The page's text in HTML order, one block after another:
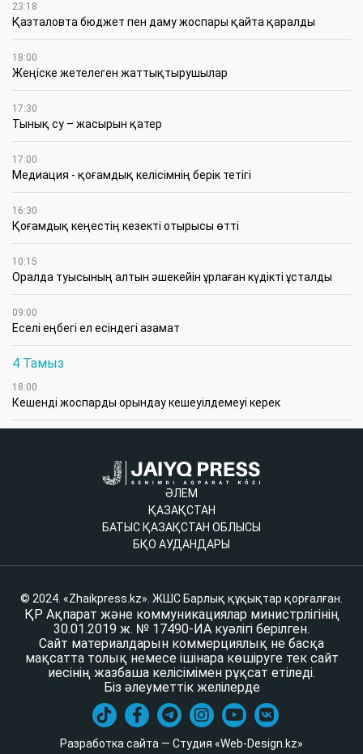
23:18
Қазталовта бюджет пен даму жоспары қайта қаралды
18:00
Жеңіске жетелеген жаттықтырушылар
17:30
Тынық су – жасырын қатер
17:00
Медиация - қоғамдық келісімнің берік тетігі
16:30
Қоғамдық кеңестің кезекті отырысы өтті
10:15
Оралда туысының алтын әшекейін ұрлаған күдікті ұсталды
09:00
Еселі еңбегі ел есіндегі азамат
4 Тамыз
18:00
Кешенді жоспарды орындау кешеуілдемеуі керек
ӘЛЕМ
ҚАЗАҚСТАН
БАТЫС ҚАЗАҚСТАН ОБЛЫСЫ
БҚО АУДАНДАРЫ
© 2024. «Zhaikpress.kz». ЖШС Барлық құқықтар қорғалған.
ҚР Ақпарат және коммуникациялар министрлігінің
30.01.2019 ж. № 17490-ИА куәлігі берілген.
Сайт материалдарын коммерциялық не басқа
мақсатта толық немесе ішінара көшіруге тек сайт
иесінің жазбаша келісімімен рұқсат етіледі.
Біз әлеуметтік желілерде
Разработка сайта — Студия «Web-Design.kz»